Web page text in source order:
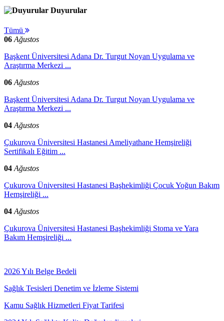
Duyurular
Tümü
06 Ağustos
Başkent Üniversitesi Adana Dr. Turgut Noyan Uygulama ve
Araştırma Merkezi ...
06 Ağustos
Başkent Üniversitesi Adana Dr. Turgut Noyan Uygulama ve
Araştırma Merkezi ...
04 Ağustos
Çukurova Üniversitesi Hastanesi Ameliyathane Hemşireliği
Sertifikalı Eğitim ...
04 Ağustos
Çukurova Üniversitesi Hastanesi Başhekimliği Çocuk Yoğun Bakım
Hemşireliği ...
04 Ağustos
Çukurova Üniversitesi Hastanesi Başhekimliği Stoma ve Yara
Bakım Hemşireliği ...
2026 Yılı Belge Bedeli
Sağlık Tesisleri Denetim ve İzleme Sistemi
Kamu Sağlık Hizmetleri Fiyat Tarifesi